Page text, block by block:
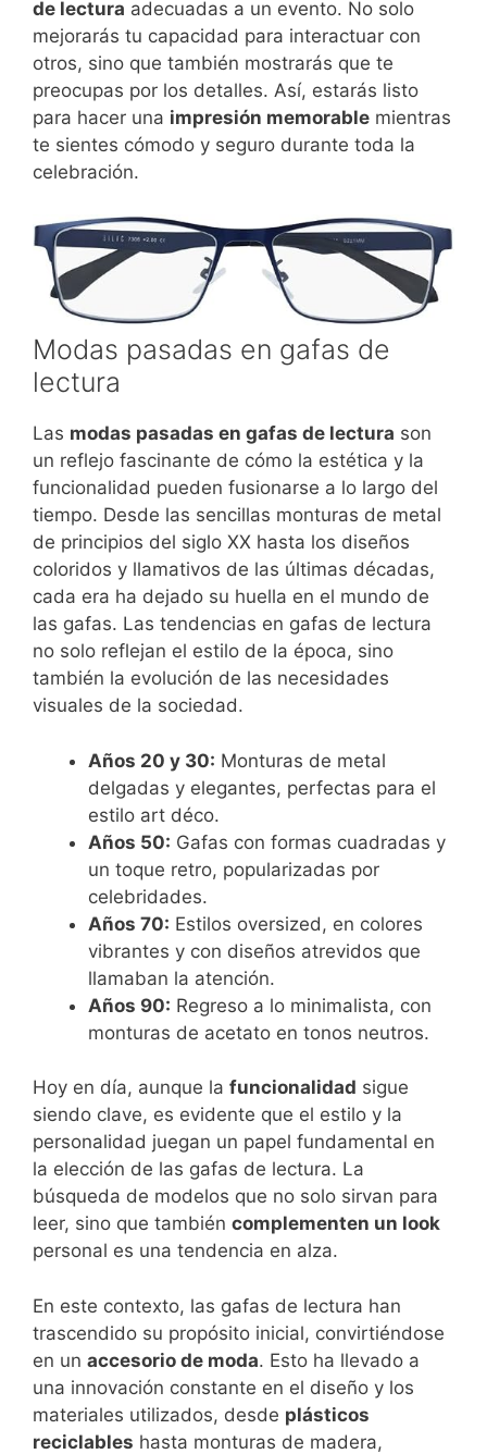
de lectura adecuadas a un evento. No solo
mejorarás tu capacidad para interactuar con
otros, sino que también mostrarás que te
preocupas por los detalles. Así, estarás listo
para hacer una impresión memorable mientras
te sientes cómodo y seguro durante toda la
celebración.
Modas pasadas en gafas de
lectura
Las modas pasadas en gafas de lectura son
un reflejo fascinante de cómo la estética y la
funcionalidad pueden fusionarse a lo largo del
tiempo. Desde las sencillas monturas de metal
de principios del siglo XX hasta los diseños
coloridos y llamativos de las últimas décadas,
cada era ha dejado su huella en el mundo de
las gafas. Las tendencias en gafas de lectura
no solo reflejan el estilo de la época, sino
también la evolución de las necesidades
visuales de la sociedad.
Años 20 y 30: Monturas de metal
delgadas y elegantes, perfectas para el
estilo art déco.
Años 50: Gafas con formas cuadradas y
un toque retro, popularizadas por
celebridades.
Años 70: Estilos oversized, en colores
vibrantes y con diseños atrevidos que
llamaban la atención.
Años 90: Regreso a lo minimalista, con
monturas de acetato en tonos neutros.
Hoy en día, aunque la funcionalidad sigue
siendo clave, es evidente que el estilo y la
personalidad juegan un papel fundamental en
la elección de las gafas de lectura. La
búsqueda de modelos que no solo sirvan para
leer, sino que también complementen un look
personal es una tendencia en alza.
En este contexto, las gafas de lectura han
trascendido su propósito inicial, convirtiéndose
en un accesorio de moda. Esto ha llevado a
una innovación constante en el diseño y los
materiales utilizados, desde plásticos
reciclables hasta monturas de madera,